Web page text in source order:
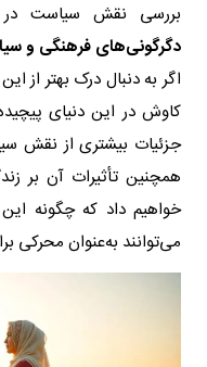
بررسی نقش سیاست در
دگرگونی‌های فرهنگی و
اگر به دنبال درک بهتر از
کاوش در این دنیای
جزئیات بیشتری از نقش
همچنین تأثیرات آن بر
خواهیم داد که چگونه
می‌توانند به‌عنوان محرکی